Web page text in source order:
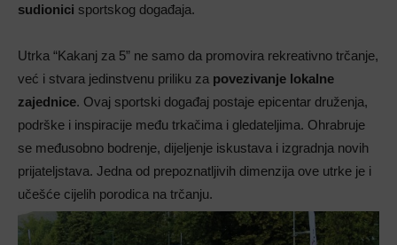
sudionici sportskog događaja.
Utrka “Kakanj za 5” ne samo da promovira rekreativno trčanje,
već i stvara jedinstvenu priliku za povezivanje lokalne
zajednice. Ovaj sportski događaj postaje epicentar druženja,
podrške i inspiracije među trkačima i gledateljima. Ohrabruje
se međusobno bodrenje, dijeljenje iskustava i izgradnja novih
prijateljstava. Jedna od prepoznatljivih dimenzija ove utrke je i
učešće cijelih porodica na trčanju.